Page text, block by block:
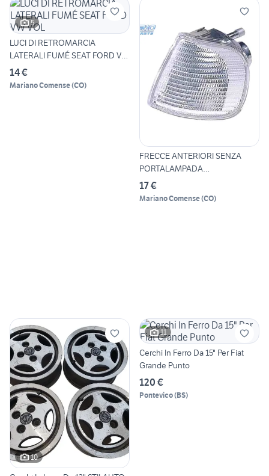
5
LUCI DI RETROMARCIA
LATERALI FUMÉ SEAT FORD VW
VOL
14 €
Mariano Comense(CO)
FRECCE ANTERIORI SENZA
PORTALAMPADA
VOLKSWAGEN VW
17 €
Mariano Comense(CO)
10
11
Cerchi In Ferro Da 15" Per Fiat
Grande Punto
120 €
Pontevico(BS)